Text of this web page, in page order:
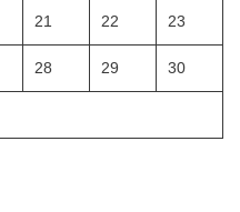
21 22 23
28 29 30